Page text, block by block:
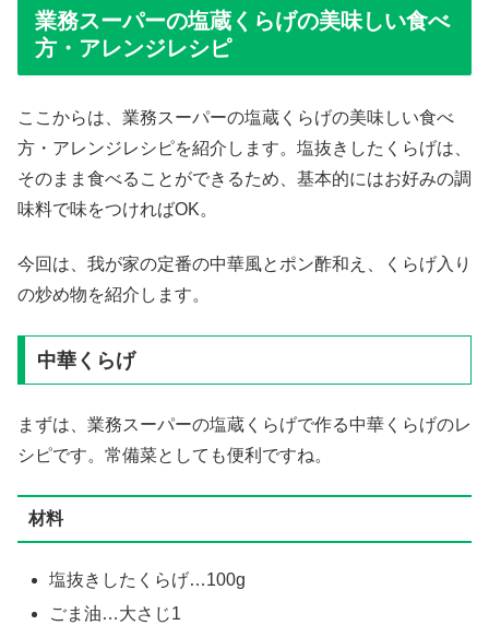
業務スーパーの塩蔵くらげの美味しい食べ
方・アレンジレシピ
ここからは、業務スーパーの塩蔵くらげの美味しい食べ
方・アレンジレシピを紹介します。塩抜きしたくらげは、
そのまま食べることができるため、基本的にはお好みの調
味料で味をつければOK。
今回は、我が家の定番の中華風とポン酢和え、くらげ入り
の炒め物を紹介します。
中華くらげ
まずは、業務スーパーの塩蔵くらげで作る中華くらげのレ
シピです。常備菜としても便利ですね。
材料
塩抜きしたくらげ…100g
ごま油…大さじ1